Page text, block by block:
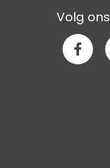
Volg ons